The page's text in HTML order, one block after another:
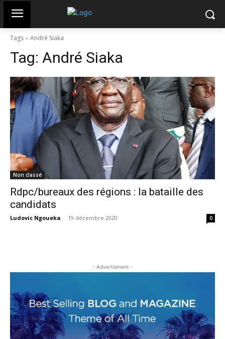
Tags André Siaka
Tag: André Siaka
Non classé
Rdpc/bureaux des régions : la bataille des
candidats
Ludovic Ngoueka - 19 décembre 2020 0
- Advertisment -